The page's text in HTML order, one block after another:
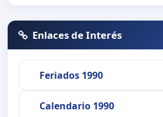
Enlaces de Interés
Feriados 1990
Calendario 1990